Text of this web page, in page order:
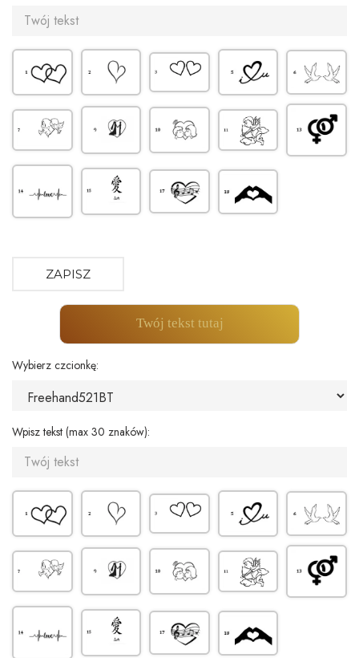
ZAPISZ
Twój tekst tutaj
Wybierz czcionkę:
Wpisz tekst (max 30 znaków):